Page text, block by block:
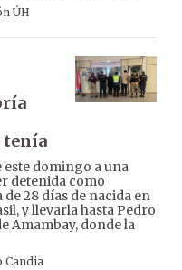
ÚH
tenía
este domingo a una
detenida como
28 días de nacida en
y llevarla hasta Pedro
Amambay, donde la
Candia